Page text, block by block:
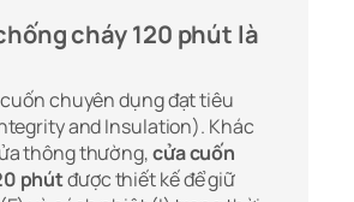
cháy 120 phút là
chuyên dụng đạt tiêu
and Insulation). Khác
thông thường,cửa cuốn
phútđược thiết kế để giữ